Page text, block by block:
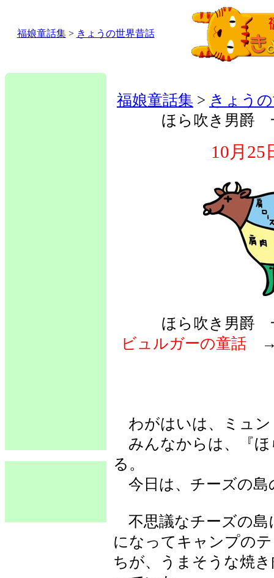
福娘童話集> きょうの世界昔話
福娘童話集 > きょう
ほら吹き男爵
10月25
ほら吹き男爵
ビュルガーの童話
わがはいは、ミュン
みんなからは、『ほ
る。
今日は、チーズの島
不思議なチーズの島
になってキャンプの
ちが、うまそうな焼